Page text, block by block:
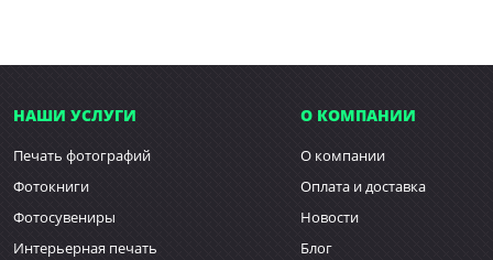
НАШИ УСЛУГИ
Печать фотографий
Фотокниги
Фотосувениры
Интерьерная печать
О КОМПАНИИ
О компании
Оплата и доставка
Новости
Блог